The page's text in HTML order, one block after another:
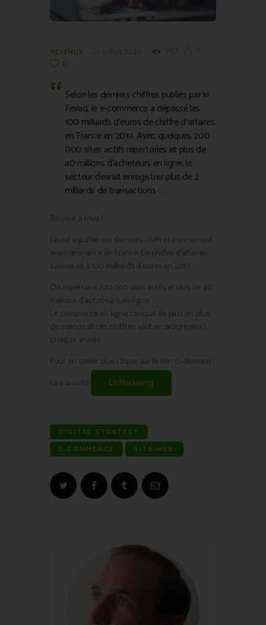
REVENUS
Selon les derniers chiffres publiés par le
Fevad, le e-commerce a dépassé les
100 milliards d’euros de chiffre d’affaires
en France en 2019. Avec quelques 200
000 sites actifs répertoriés et plus de
40 millions d’acheteurs en ligne, le
secteur devrait enregistrer plus de 2
milliards de transactions …
Bonjour à tous !
Fevad a publié ses derniers chiffres concernant
le e-commerce en France. Le chiffre d’affaires
s’élèverait à 100 milliards d’euros en 2019.
On répertorie 200 000 sites actifs et plus de 40
millions d’acheteurs en ligne.
Le commerce en ligne conquit de plus en plus
de monde et ces chiffres sont en progression
chaque année.
Pour en savoir plus clique sur le lien ci-dessous !
Lire la suite
Co Marketing
DIGITAL STRATEGY
E-COMMERCE SITE WEB